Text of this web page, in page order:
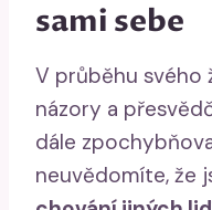
sami sebe
V průběhu
názory a
dále
neuvědomíte, že